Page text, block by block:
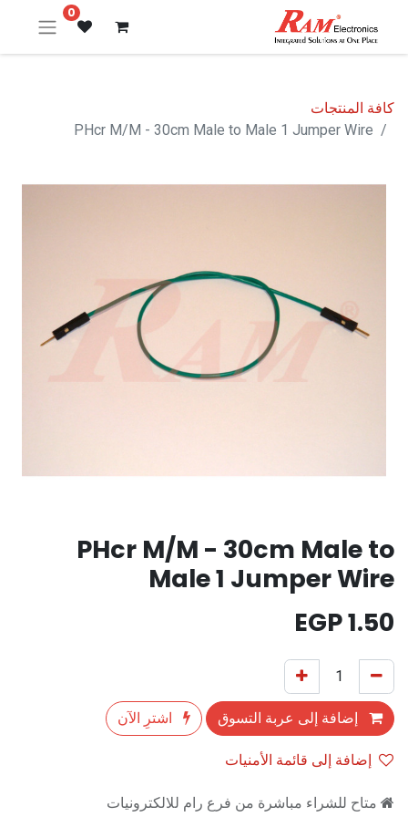
0
كافة المنتجات
PHcr M/M - 30cm Male to Male 1 Jumper Wire
PHcr M/M - 30cm Male to
Male 1 Jumper Wire
1.50
إضافة إلى عربة التسوق
اشترِ الآن
إضافة إلى قائمة الأمنيات
متاح للشراء مباشرة من فرع رام للالكترونيات